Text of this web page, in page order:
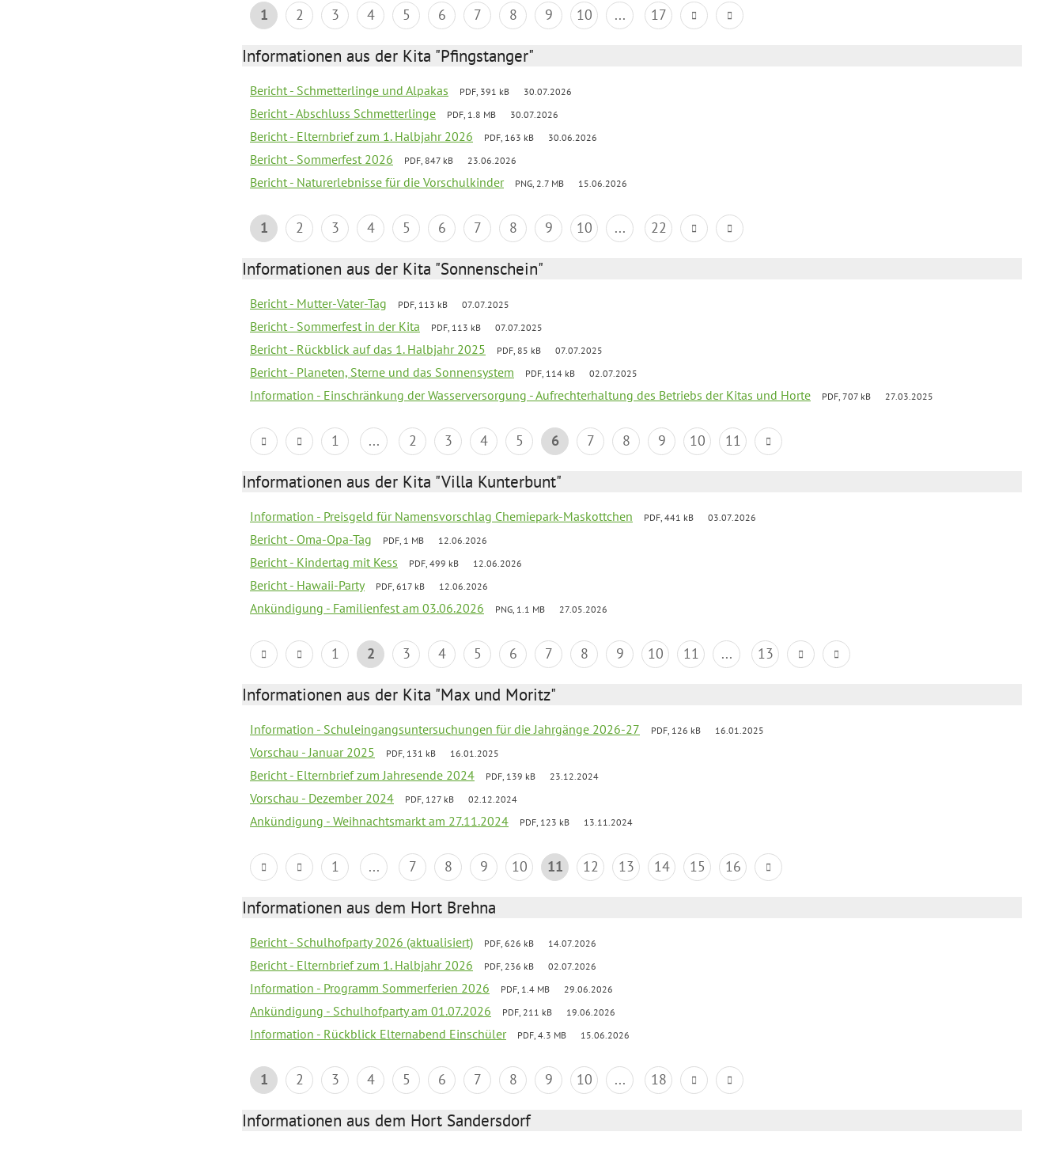
1 2 3 4 5 6 7 8 9 10 ... 17
Informationen aus der Kita "Pfingstanger"
Bericht - Schmetterlinge und Alpakas PDF, 391 kB 30.07.2026
Bericht - Abschluss Schmetterlinge PDF, 1.8 MB 30.07.2026
Bericht - Elternbrief zum 1. Halbjahr 2026 PDF, 163 kB 30.06.2026
Bericht - Sommerfest 2026 PDF, 847 kB 23.06.2026
Bericht - Naturerlebnisse für die Vorschulkinder PNG, 2.7 MB 15.06.2026
1 2 3 4 5 6 7 8 9 10 ... 22
Informationen aus der Kita "Sonnenschein"
Bericht - Mutter-Vater-Tag PDF, 113 kB 07.07.2025
Bericht - Sommerfest in der Kita PDF, 113 kB 07.07.2025
Bericht - Rückblick auf das 1. Halbjahr 2025 PDF, 85 kB 07.07.2025
Bericht - Planeten, Sterne und das Sonnensystem PDF, 114 kB 02.07.2025
Information - Einschränkung der Wasserversorgung - Aufrechterhaltung des Betriebs der Kitas und Horte PDF, 707 kB 27.03.2025
1 ... 2 3 4 5 6 7 8 9 10 11
Informationen aus der Kita "Villa Kunterbunt"
Information - Preisgeld für Namensvorschlag Chemiepark-Maskottchen PDF, 441 kB 03.07.2026
Bericht - Oma-Opa-Tag PDF, 1 MB 12.06.2026
Bericht - Kindertag mit Kess PDF, 499 kB 12.06.2026
Bericht - Hawaii-Party PDF, 617 kB 12.06.2026
Ankündigung - Familienfest am 03.06.2026 PNG, 1.1 MB 27.05.2026
1 2 3 4 5 6 7 8 9 10 11 ... 13
Informationen aus der Kita "Max und Moritz"
Information - Schuleingangsuntersuchungen für die Jahrgänge 2026-27 PDF, 126 kB 16.01.2025
Vorschau - Januar 2025 PDF, 131 kB 16.01.2025
Bericht - Elternbrief zum Jahresende 2024 PDF, 139 kB 23.12.2024
Vorschau - Dezember 2024 PDF, 127 kB 02.12.2024
Ankündigung - Weihnachtsmarkt am 27.11.2024 PDF, 123 kB 13.11.2024
1 ... 7 8 9 10 11 12 13 14 15 16
Informationen aus dem Hort Brehna
Bericht - Schulhofparty 2026 (aktualisiert) PDF, 626 kB 14.07.2026
Bericht - Elternbrief zum 1. Halbjahr 2026 PDF, 236 kB 02.07.2026
Information - Programm Sommerferien 2026 PDF, 1.4 MB 29.06.2026
Ankündigung - Schulhofparty am 01.07.2026 PDF, 211 kB 19.06.2026
Information - Rückblick Elternabend Einschüler PDF, 4.3 MB 15.06.2026
1 2 3 4 5 6 7 8 9 10 ... 18
Informationen aus dem Hort Sandersdorf